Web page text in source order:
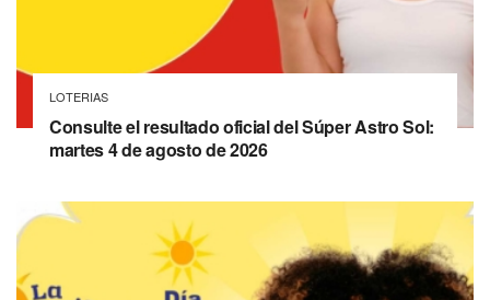
LOTERIAS
Consulte el resultado oficial del Súper Astro Sol:
martes 4 de agosto de 2026